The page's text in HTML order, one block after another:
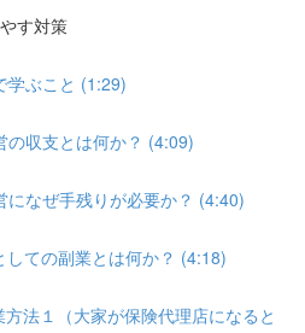
す対策
ぶこと (1:29)
収支とは何か？ (4:09)
なぜ手残りが必要か？ (4:40)
ての副業とは何か？ (4:18)
法１（大家が保険代理店になると